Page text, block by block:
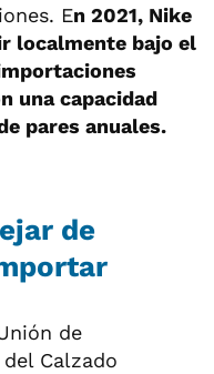
En 2021, Nike
localmente bajo el
una capacidad
pares anuales.
de
de
Calzado